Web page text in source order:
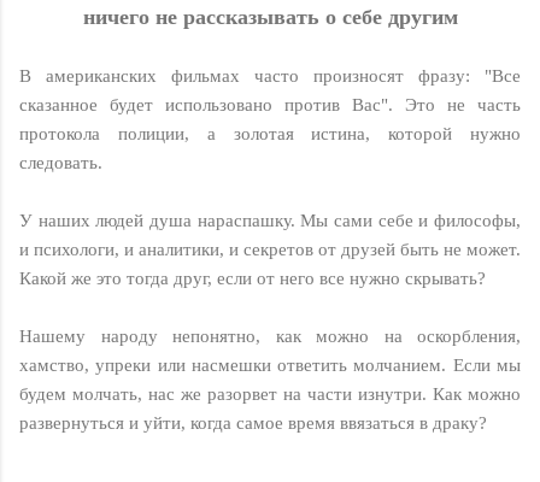
ничего не рассказывать о себе другим
В американских фильмах часто произносят фразу: "Все
сказанное будет использовано против Вас". Это не часть
протокола полиции, а золотая истина, которой нужно
следовать.
У наших людей душа нараспашку. Мы сами себе и философы,
и психологи, и аналитики, и секретов от друзей быть не может.
Какой же это тогда друг, если от него все нужно скрывать?
Нашему народу непонятно, как можно на оскорбления,
хамство, упреки или насмешки ответить молчанием. Если мы
будем молчать, нас же разорвет на части изнутри. Как можно
развернуться и уйти, когда самое время ввязаться в драку?